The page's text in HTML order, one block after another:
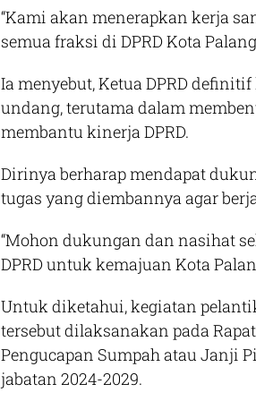
“Kami akan menerapkan kerja
semua fraksi di DPRD Kota
Ia menyebut, Ketua DPRD
undang, terutama dalam
membantu kinerja DPRD.
Dirinya berharap mendapat
tugas yang diembannya agar
“Mohon dukungan dan nasihat
DPRD untuk kemajuan Kota
Untuk diketahui, kegiatan
tersebut dilaksanakan pada
Pengucapan Sumpah atau Janji
jabatan 2024-2029.